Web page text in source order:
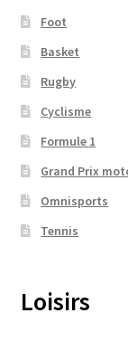
Foot
Basket
Rugby
Cyclisme
Formule 1
Grand Prix
Omnisports
Tennis
Loisirs